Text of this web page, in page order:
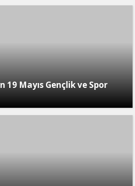
19 Mayıs Gençlik ve Spor